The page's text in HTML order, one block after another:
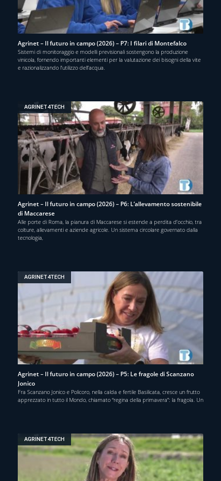
Agrinet – Il futuro in campo (2026) – P7: I filari di Montefalco
Sistemi di monitoraggio e modelli previsionali sostengono la produzione
vinicola, fornendo importanti elementi per la valutazione dei bisogni della vite
e razionalizzando l’utilizzo dell’acqua.
AGRINET4TECH
Agrinet – Il futuro in campo (2026) – P6: L’allevamento sostenibile
di Maccarese
Alle porte di Roma, la pianura di Maccarese si estende a perdita d’occhio, tra
colture, allevamenti e aziende agricole. Un sistema circolare governato dalla
tecnologia,
AGRINET4TECH
Agrinet – Il futuro in campo (2026) – P5: Le fragole di Scanzano
Jonico
Fra Scanzano Jonico e Policoro, nella calda e fertile Basilicata, cresce un frutto
apprezzato in tutto il Mondo, chiamato “regina della primavera”: la fragola. Un
AGRINET4TECH